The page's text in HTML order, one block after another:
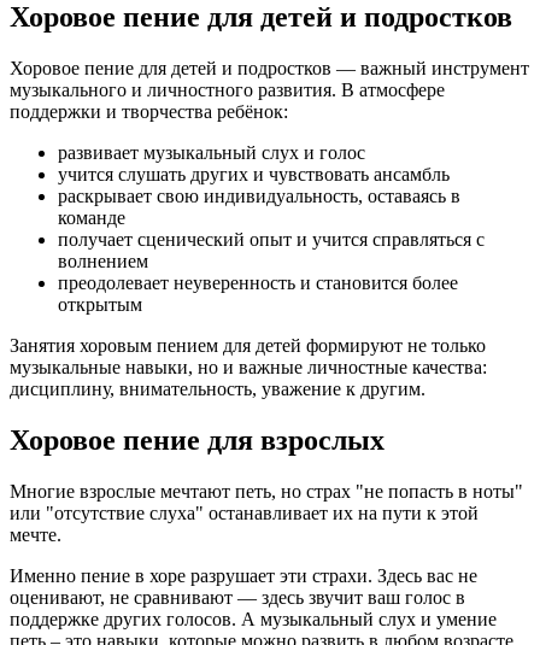
Хоровое пение для детей и подростков
Хоровое пение для детей и подростков — важный инструмент
музыкального и личностного развития. В атмосфере
поддержки и творчества ребёнок:
развивает музыкальный слух и голос
учится слушать других и чувствовать ансамбль
раскрывает свою индивидуальность, оставаясь в
команде
получает сценический опыт и учится справляться с
волнением
преодолевает неуверенность и становится более
открытым
Занятия хоровым пением для детей формируют не только
музыкальные навыки, но и важные личностные качества:
дисциплину, внимательность, уважение к другим.
Хоровое пение для взрослых
Многие взрослые мечтают петь, но страх "не попасть в ноты"
или "отсутствие слуха" останавливает их на пути к этой
мечте.
Именно пение в хоре разрушает эти страхи. Здесь вас не
оценивают, не сравнивают — здесь звучит ваш голос в
поддержке других голосов. А музыкальный слух и умение
петь – это навыки, которые можно развить в любом возрасте.